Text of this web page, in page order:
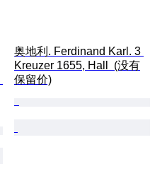
奥地利. Ferdinand Karl. 3
Kreuzer 1655, Hall  (没有
保留价)